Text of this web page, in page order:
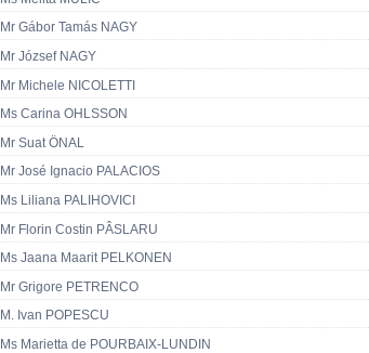
Mr Gábor Tamás NAGY
Mr József NAGY
Mr Michele NICOLETTI
Ms Carina OHLSSON
Mr Suat ÖNAL
Mr José Ignacio PALACIOS
Ms Liliana PALIHOVICI
Mr Florin Costin PÂSLARU
Ms Jaana Maarit PELKONEN
Mr Grigore PETRENCO
M. Ivan POPESCU
Ms Marietta de POURBAIX-LUNDIN